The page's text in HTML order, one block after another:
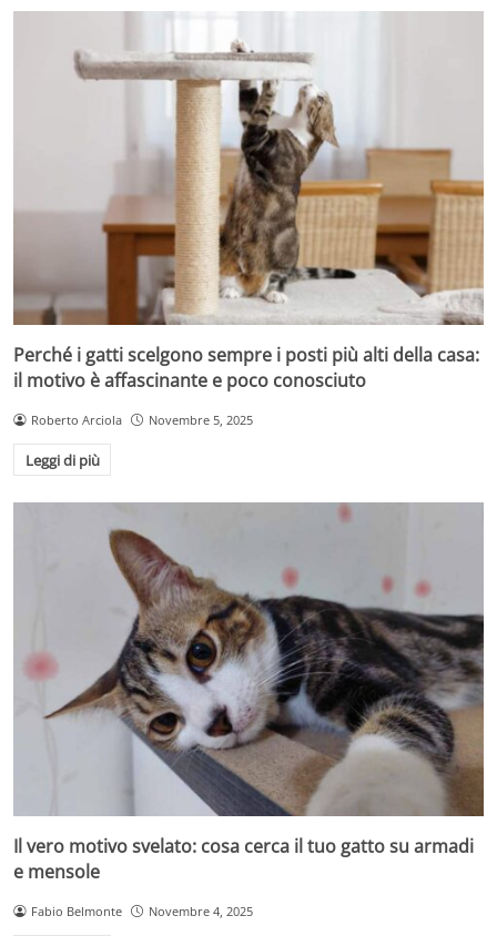
Perché i gatti scelgono sempre i posti più alti della casa:
il motivo è affascinante e poco conosciuto
Roberto Arciola Novembre 5, 2025
Leggi di più
Il vero motivo svelato: cosa cerca il tuo gatto su armadi
e mensole
Fabio Belmonte Novembre 4, 2025